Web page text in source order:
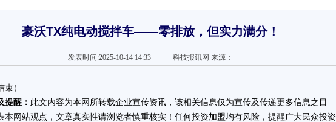
豪沃TX纯电动搅拌车——零排放，但实力满分！
发表时间:2025-10-14 14:33 科技报讯网 来源：
束）
提醒： 此文内容为本网所转载企业宣传资讯，该相关信息仅为宣传及传递更多信息之目
本网站观点，文章真实性请浏览者慎重核实！任何投资加盟均有风险，提醒广大民众投资